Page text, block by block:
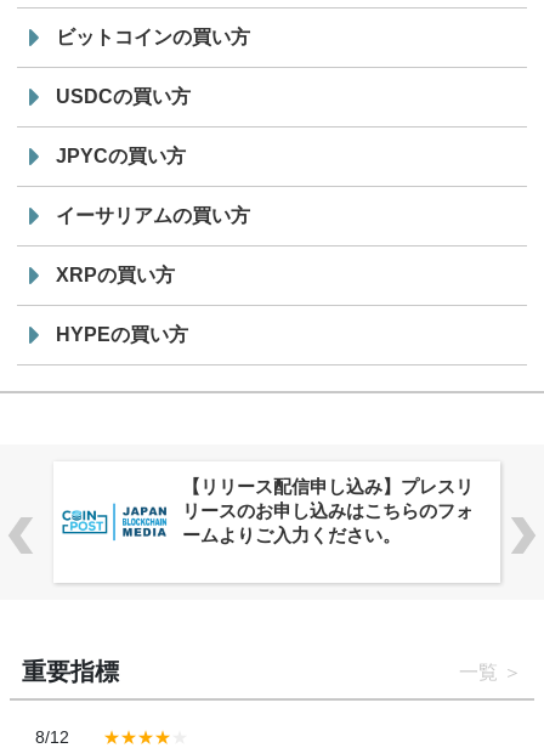
ビットコインの買い方
USDCの買い方
JPYCの買い方
イーサリアムの買い方
XRPの買い方
HYPEの買い方
株式会社PlnX、アジア最大級のグロ
ーバルWeb3カンファレンス
「WebX2026」とのコラボレーショ
重要指標 一覧
8/12